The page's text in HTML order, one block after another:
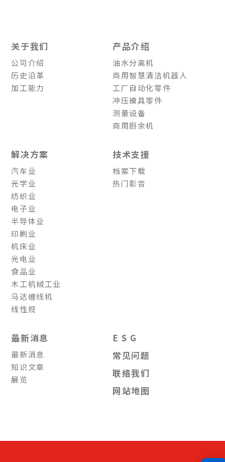
关于我们
公司介绍
历史沿革
加工能力
产品介绍
油水分离机
商用智慧清洁机器人
工厂自动化零件
冲压模具零件
测量设备
商用厨余机
解决方案
汽车业
光学业
纺织业
电子业
半导体业
印刷业
机床业
光电业
食品业
木工机械工业
马达缠线机
线性规
技术支援
档案下载
热门影音
最新消息
最新消息
知识文章
展览
E S G
常见问题
联络我们
网站地图